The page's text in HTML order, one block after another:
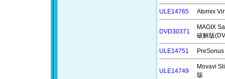
ULE14765 Atomix
DVD30371
MAGIX
破解版
ULE14751
ULE14749
Movavi
版